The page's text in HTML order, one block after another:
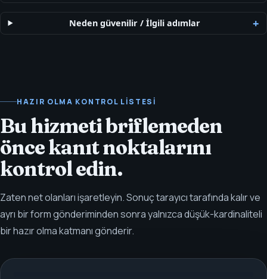
Neden güvenilir /İlgili adımlar
HAZIR OLMA KONTROL LISTESI
Bu hizmeti briflemeden
önce kanıt noktalarını
kontrol edin.
Zaten net olanları işaretleyin. Sonuç tarayıcı tarafında kalır ve
ayrı bir form gönderiminden sonra yalnızca düşük-kardinaliteli
bir hazır olma katmanı gönderir.